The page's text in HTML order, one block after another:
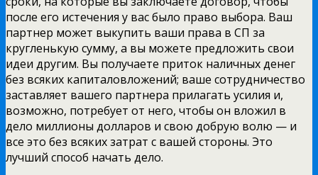
после его истечения у вас было право выбора. Ваш
партнер может выкупить ваши права в СП за
кругленькую сумму, а вы можете предложить свои
идеи другим. Вы получаете приток наличных денег
без всяких капиталовложений; ваше сотрудничество
заставляет вашего партнера прилагать усилия и,
возможно, потребует от него, чтобы он вложил в
дело миллионы долларов и свою добрую волю — и
все это без всяких затрат с вашей стороны. Это
лучший способ начать дело.